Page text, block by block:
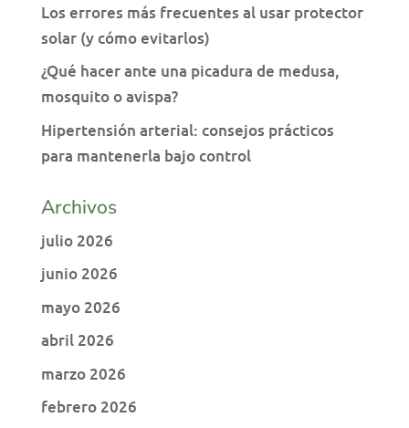
Los errores más frecuentes al usar protector
solar (y cómo evitarlos)
¿Qué hacer ante una picadura de medusa,
mosquito o avispa?
Hipertensión arterial: consejos prácticos
para mantenerla bajo control
Archivos
julio 2026
junio 2026
mayo 2026
abril 2026
marzo 2026
febrero 2026